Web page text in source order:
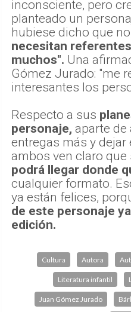
inconsciente, pero
planteado un
hubiese dicho que
necesitan
muchos". Una
Gómez Jurado: "me
interesantes los
Respecto a sus
personaje, aparte de
entregas más y dejar
ambos ven claro que
podrá llegar donde
cualquier formato.
ya están felices,
de este personaje
edición.
Cultura Autora
Literatura infantil
Juan Gómez Jurado